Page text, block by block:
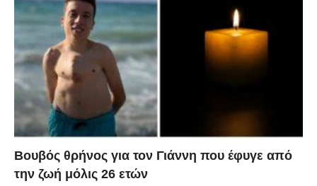
Βουβός θρήνος για τον Γιάννη που έφυγε από
την ζωή μόλις 26 ετών